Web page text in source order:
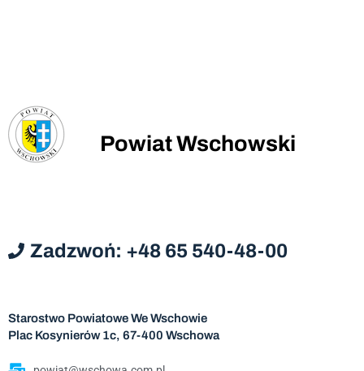
Powiat Wschowski
Zadzwoń: +48 65 540-48-00
Starostwo Powiatowe We Wschowie
Plac Kosynierów 1c, 67-400 Wschowa